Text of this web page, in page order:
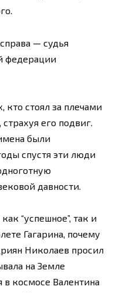
— судья
федерации
кто стоял за плечами
страхуя его подвиг.
были
спустя эти люди
давности.
“успешное”, так и
Гагарина, почему
Николаев просил
на Земле
космосе Валентина